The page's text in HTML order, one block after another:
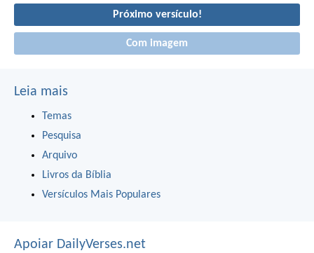
Próximo versículo!
Com imagem
Leia mais
Temas
Pesquisa
Arquivo
Livros da Bíblia
Versículos Mais Populares
Apoiar DailyVerses.net